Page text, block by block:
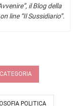
il Blog della
line “Il Sussidiario”.
POLITICA